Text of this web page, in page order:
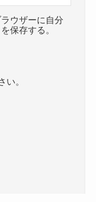
ウザーに自分
保存する。
い。